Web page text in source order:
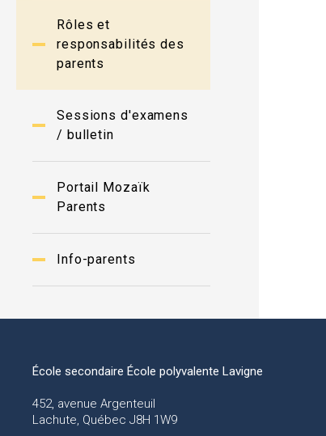
Rôles et
responsabilités des
parents
Sessions d'examens
/ bulletin
Portail Mozaïk
Parents
Info-parents
École secondaire École polyvalente Lavigne
452, avenue Argenteuil
Lachute, Québec J8H 1W9